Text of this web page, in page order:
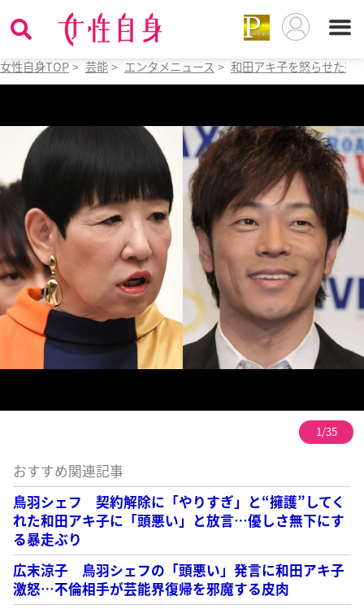
女性自身TOP > 芸能 > エンタメニュース > 和田アキ子を怒らせた
1/35
おすすめ関連記事
鳥羽シェフ 契約解除に「やりすぎ」と“擁護”してく
れた和田アキ子に「頭悪い」と放言…優しさ無下にす
る暴走ぶり
広末涼子 鳥羽シェフの「頭悪い」発言に和田アキ子
激怒…不倫相手が芸能界復帰を邪魔する皮肉